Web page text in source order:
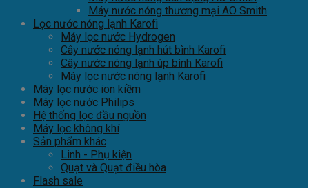
Máy nước nóng thương mại AO Smith
Lọc nước nóng lạnh Karofi
Máy lọc nước Hydrogen
Cây nước nóng lạnh hút bình Karofi
Cây nước nóng lạnh úp bình Karofi
Máy lọc nước nóng lạnh Karofi
Máy lọc nước ion kiềm
Máy lọc nước Philips
Hệ thống lọc đầu nguồn
Máy lọc không khí
Sản phẩm khác
Linh - Phụ kiện
Quạt và Quạt điều hòa
Flash sale